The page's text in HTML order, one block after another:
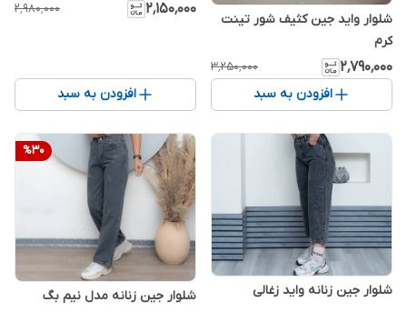
شلوار واید جین کثیف شور تینت
کرم
۲٬۷۹۰٬۰۰۰ ۳٬۲۵۰٬۰۰۰
افزودن به سبد
۲٬۱۵۰٬۰۰۰ ۲٬۹۸۰٬۰۰۰
افزودن به سبد
شلوار جین زنانه واید زغالی
%30
شلوار جین زنانه مدل نیم بگ